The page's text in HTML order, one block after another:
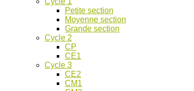
Petite section
Moyenne section
Grande section
Cycle 2
CP
CE1
Cycle 3
CE2
CM1